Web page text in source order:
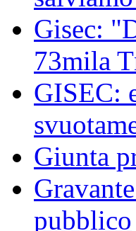
Gisec:
73mila
GISEC:
Giunta
pubblico